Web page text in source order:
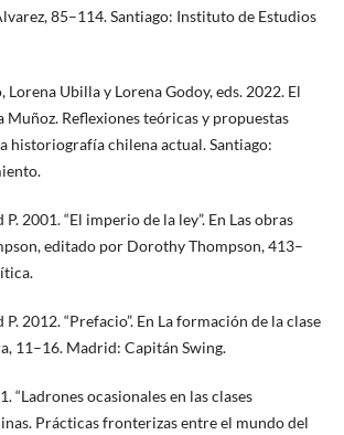
85–114. Santiago: Instituto de Estudios
Lorena Ubilla y Lorena Godoy, eds. 2022. El
Reflexiones teóricas y propuestas
historiografía chilena actual. Santiago:
2001. “El imperio de la ley”. En Las obras
editado por Dorothy Thompson, 413–
2012. “Prefacio”. En La formación de la clase
11–16. Madrid: Capitán Swing.
“Ladrones ocasionales en las clases
Prácticas fronterizas entre el mundo del